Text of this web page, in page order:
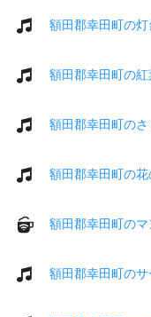
額田郡幸田町の灯
額田郡幸田町の
額田郡幸田町の
額田郡幸田町の
額田郡幸田町の
額田郡幸田町の